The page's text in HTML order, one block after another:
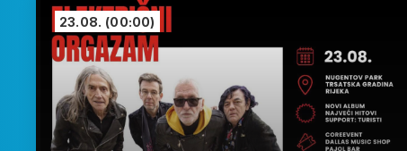
23.08. (00:00)